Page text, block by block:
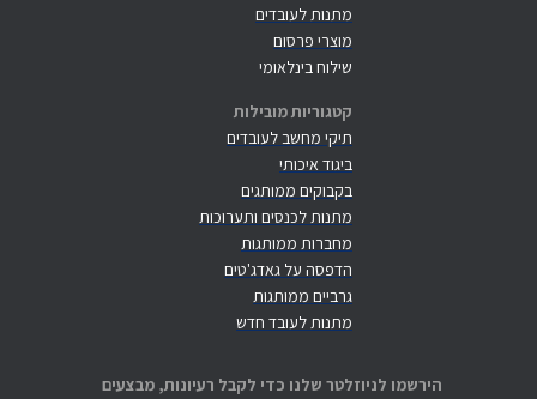
מתנות לעובדים
מוצרי פרסום
שילוח בינלאומי
קטגוריות מובילות
תיקי מחשב לעובדים
ביגוד איכותי
בקבוקים ממותגים
מתנות לכנסים ותערוכות
מחברות ממותגות
הדפסה על גאדג'טים
גרביים ממותגות
מתנות לעובד חדש
הירשמו לניוזלטר שלנו כדי לקבל רעיונות, מבצעים